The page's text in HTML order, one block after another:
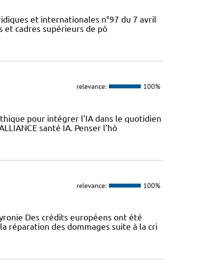
et internationales n°97 du 7 avril
et cadres supérieurs de pô
relevance: 100%
pour intégrer l’IA dans le quotidien
santé IA. Penser l’hô
relevance: 100%
Des crédits européens ont été
réparation des dommages suite à la cri